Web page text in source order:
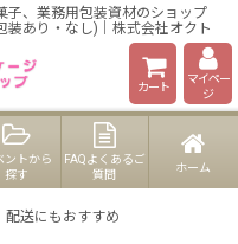
子、業務用包装資材のショップ
装あり・なし)｜株式会社オクト
カート
マイペー
ジ
ントから
探す
FAQよくあるご
質問
ホーム
配送にもおすすめ